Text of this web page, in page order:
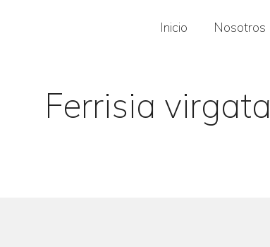
Inicio Nosotros
Ferrisia virgata